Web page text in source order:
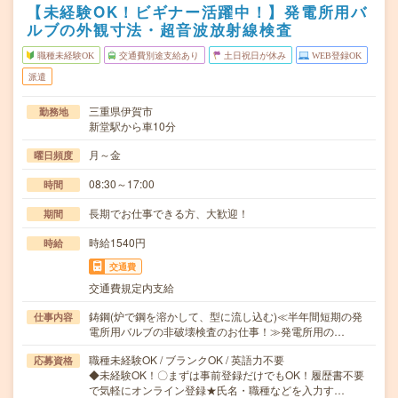
【未経験OK！ビギナー活躍中！】発電所用バ
ルブの外観寸法・超音波放射線検査
職種未経験OK 交通費別途支給あり 土日祝日が休み WEB登録OK
派遣
勤務地
三重県伊賀市
新堂駅から車10分
曜日頻度 月～金
時間 08:30～17:00
期間 長期でお仕事できる方、大歓迎！
時給 時給1540円
交通費
交通費規定内支給
仕事内容
鋳鋼(炉で鋼を溶かして、型に流し込む)≪半年間短期の発
電所用バルブの非破壊検査のお仕事！≫発電所用の…
応募資格
職種未経験OK / ブランクOK / 英語力不要
◆未経験OK！〇まずは事前登録だけでもOK！履歴書不要
で気軽にオンライン登録★氏名・職種などを入力す…